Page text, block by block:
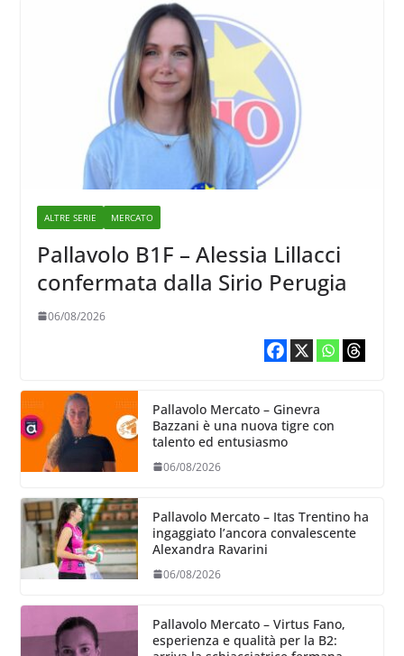
ALTRE SERIE MERCATO
Pallavolo B1F – Alessia Lillacci
confermata dalla Sirio Perugia
06/08/2026
Pallavolo Mercato – Ginevra
Bazzani è una nuova tigre con
talento ed entusiasmo
06/08/2026
Pallavolo Mercato – Itas Trentino ha
ingaggiato l’ancora convalescente
Alexandra Ravarini
06/08/2026
Pallavolo Mercato – Virtus Fano,
esperienza e qualità per la B2: